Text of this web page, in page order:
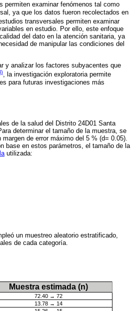
permiten examinar fenómenos tal como
ya que los datos fueron recolectados en
transversales permiten examinar
en estudio. Por ello, este enfoque
del dato en la atención sanitaria, ya
de manipular las condiciones del
y analizar los factores subyacentes que
, la investigación exploratoria permite
para futuras investigaciones más
de la salud del Distrito 24D01 Santa
determinar el tamaño de la muestra, se
de error máximo del 5 % (d= 0.05).
base en estos parámetros, el tamaño de la
utilizada:
un muestreo aleatorio estratificado,
de cada categoría.
Muestra estimada (n)
72.40 → 72
13.78 → 14